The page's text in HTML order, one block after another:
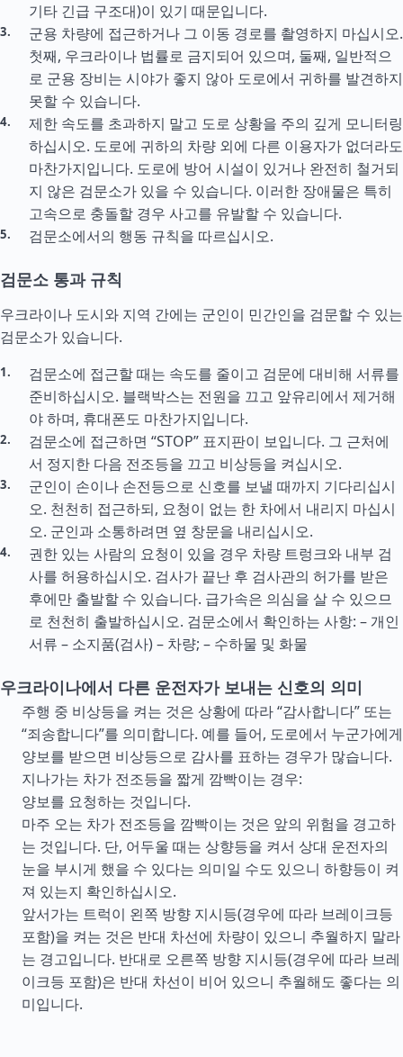
기타 긴급 구조대)이 있기 때문입니다.
군용 차량에 접근하거나 그 이동 경로를 촬영하지 마십시오.
첫째, 우크라이나 법률로 금지되어 있으며, 둘째, 일반적으
로 군용 장비는 시야가 좋지 않아 도로에서 귀하를 발견하지
못할 수 있습니다.
제한 속도를 초과하지 말고 도로 상황을 주의 깊게 모니터링
하십시오. 도로에 귀하의 차량 외에 다른 이용자가 없더라도
마찬가지입니다. 도로에 방어 시설이 있거나 완전히 철거되
지 않은 검문소가 있을 수 있습니다. 이러한 장애물은 특히
고속으로 충돌할 경우 사고를 유발할 수 있습니다.
검문소에서의 행동 규칙을 따르십시오.
검문소 통과 규칙
우크라이나 도시와 지역 간에는 군인이 민간인을 검문할 수 있는
검문소가 있습니다.
검문소에 접근할 때는 속도를 줄이고 검문에 대비해 서류를
준비하십시오. 블랙박스는 전원을 끄고 앞유리에서 제거해
야 하며, 휴대폰도 마찬가지입니다.
검문소에 접근하면 “STOP” 표지판이 보입니다. 그 근처에
서 정지한 다음 전조등을 끄고 비상등을 켜십시오.
군인이 손이나 손전등으로 신호를 보낼 때까지 기다리십시
오. 천천히 접근하되, 요청이 없는 한 차에서 내리지 마십시
오. 군인과 소통하려면 옆 창문을 내리십시오.
권한 있는 사람의 요청이 있을 경우 차량 트렁크와 내부 검
사를 허용하십시오. 검사가 끝난 후 검사관의 허가를 받은
후에만 출발할 수 있습니다. 급가속은 의심을 살 수 있으므
로 천천히 출발하십시오. 검문소에서 확인하는 사항: – 개인
서류 – 소지품(검사) – 차량; – 수하물 및 화물
우크라이나에서 다른 운전자가 보내는 신호의 의미
주행 중 비상등을 켜는 것은 상황에 따라 “감사합니다” 또는
“죄송합니다”를 의미합니다. 예를 들어, 도로에서 누군가에게
양보를 받으면 비상등으로 감사를 표하는 경우가 많습니다.
지나가는 차가 전조등을 짧게 깜빡이는 경우:
양보를 요청하는 것입니다.
마주 오는 차가 전조등을 깜빡이는 것은 앞의 위험을 경고하
는 것입니다. 단, 어두울 때는 상향등을 켜서 상대 운전자의
눈을 부시게 했을 수 있다는 의미일 수도 있으니 하향등이 켜
져 있는지 확인하십시오.
앞서가는 트럭이 왼쪽 방향 지시등(경우에 따라 브레이크등
포함)을 켜는 것은 반대 차선에 차량이 있으니 추월하지 말라
는 경고입니다. 반대로 오른쪽 방향 지시등(경우에 따라 브레
이크등 포함)은 반대 차선이 비어 있으니 추월해도 좋다는 의
미입니다.